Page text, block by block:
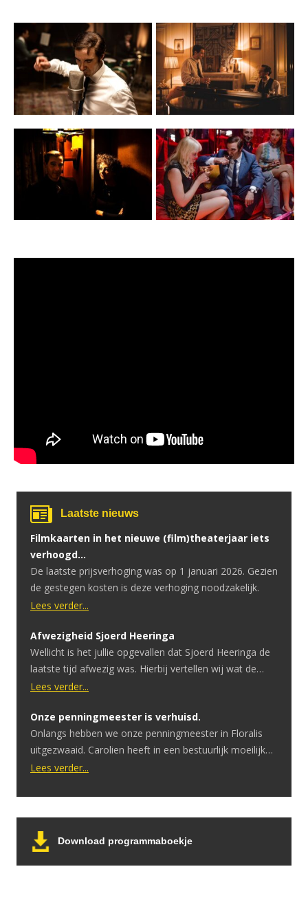
Laatste nieuws
Filmkaarten in het nieuwe (film)theaterjaar iets
verhoogd…
De laatste prijsverhoging was op 1 januari 2026. Gezien
de gestegen kosten is deze verhoging noodzakelijk.
Lees verder...
Afwezigheid Sjoerd Heeringa
Wellicht is het jullie opgevallen dat Sjoerd Heeringa de
laatste tijd afwezig was. Hierbij vertellen wij wat de
reden hiervoor is. Sjoerd heeft onlangs te horen
heeft hij hier een geslaagde operatie voor gehad.
Ondanks dat de operatie goed is verlopen is er uitval in
spraak en motoriek. […]
Lees verder...
Onze penningmeester is verhuisd.
Onlangs hebben we onze penningmeester in Floralis
uitgezwaaid. Carolien heeft in een bestuurlijk moeilijke
periode het penningmeesterschap overgenomen.
om vervolgens helemaal te stoppen. Zonder inkomsten
bleven de vaste lasten doorgaan. Ook toen er een
belangrijk besluit moest worden genomen: het stoppen
van de verkoop van kaartjes aan […]
Lees verder...
Download programmaboekje